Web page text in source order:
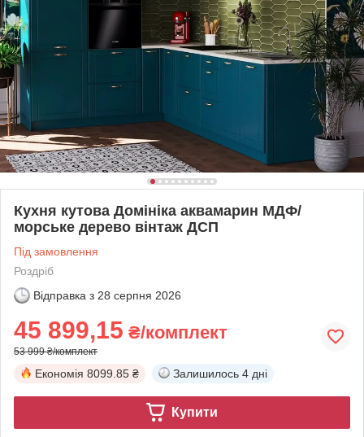
Кухня кутова Домініка аквамарин МДФ/
морське дерево вінтаж ДСП
Під замовлення
Роздріб
Відправка з 28 серпня 2026
45 899,15 ₴/комплект
53 999 ₴/комплект
Економія 8099.85 ₴ Залишилось 4 дні
Купити